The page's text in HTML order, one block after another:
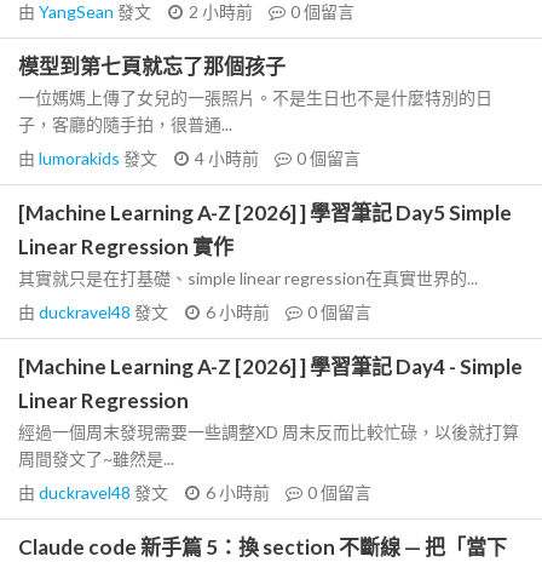
由 YangSean 發文 2 小時前 0個留言
模型到第七頁就忘了那個孩子
一位媽媽上傳了女兒的一張照片。不是生日也不是什麼特別的日
子，客廳的隨手拍，很普通...
由 lumorakids 發文 4 小時前 0個留言
[Machine Learning A-Z [2026] ] 學習筆記 Day5 Simple
Linear Regression 實作
其實就只是在打基礎、simple linear regression在真實世界的...
由 duckravel48 發文 6 小時前 0個留言
[Machine Learning A-Z [2026] ] 學習筆記 Day4 - Simple
Linear Regression
經過一個周末發現需要一些調整XD 周末反而比較忙碌，以後就打算
周間發文了~雖然是...
由 duckravel48 發文 6 小時前 0個留言
Claude code 新手篇 5：換 section 不斷線 — 把「當下